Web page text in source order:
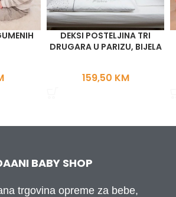
DEKSI POSTELJINA TRI
DRUGARA U PARIZU, BIJELA
159,50 KM
BABY SHOP
trgovina opreme za bebe,